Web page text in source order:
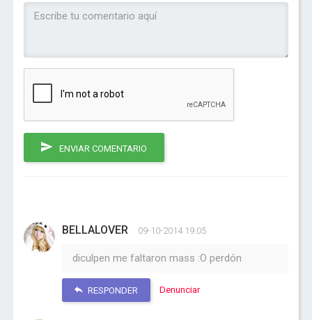
ENVIAR COMENTARIO
BELLALOVER 09-10-2014 19:05
diculpen me faltaron mass :O perdón
RESPONDER Denunciar